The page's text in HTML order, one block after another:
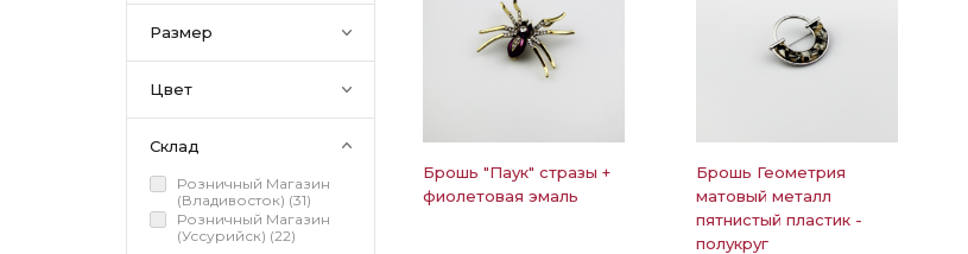
Размер
Цвет
Склад
Розничный Магазин
(Владивосток) (31)
Розничный Магазин
(Уссурийск) (22)
Брошь "Паук" стразы +
фиолетовая эмаль
Брошь Геометрия
матовый металл
пятнистый пластик -
полукруг